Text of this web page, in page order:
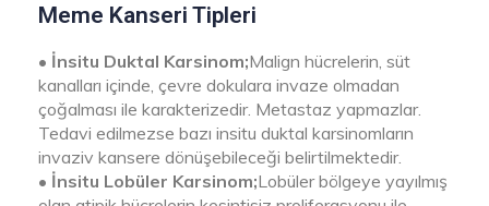
Meme Kanseri Tipleri
• İnsitu Duktal Karsinom;Malign hücrelerin, süt
kanalları içinde, çevre dokulara invaze olmadan
çoğalması ile karakterizedir. Metastaz yapmazlar.
Tedavi edilmezse bazı insitu duktal karsinomların
invaziv kansere dönüşebileceği belirtilmektedir.
• İnsitu Lobüler Karsinom;Lobüler bölgeye yayılmış